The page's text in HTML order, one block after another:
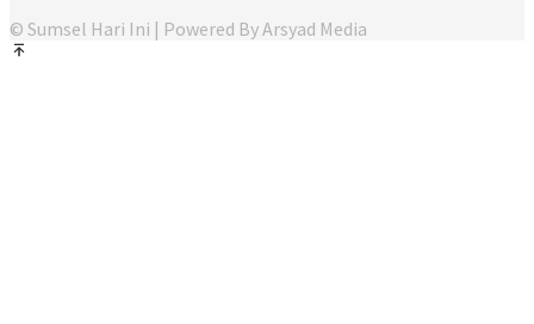
© Sumsel Hari Ini | Powered By Arsyad Media